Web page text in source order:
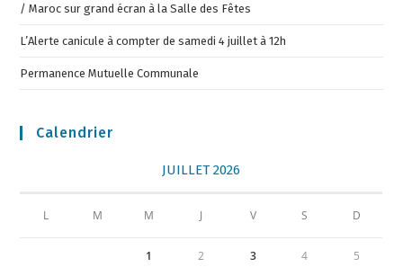
/ Maroc sur grand écran à la Salle des Fêtes
L’Alerte canicule à compter de samedi 4 juillet à 12h
Permanence Mutuelle Communale
Calendrier
JUILLET 2026
L M M J V S D
1 2 3 4 5